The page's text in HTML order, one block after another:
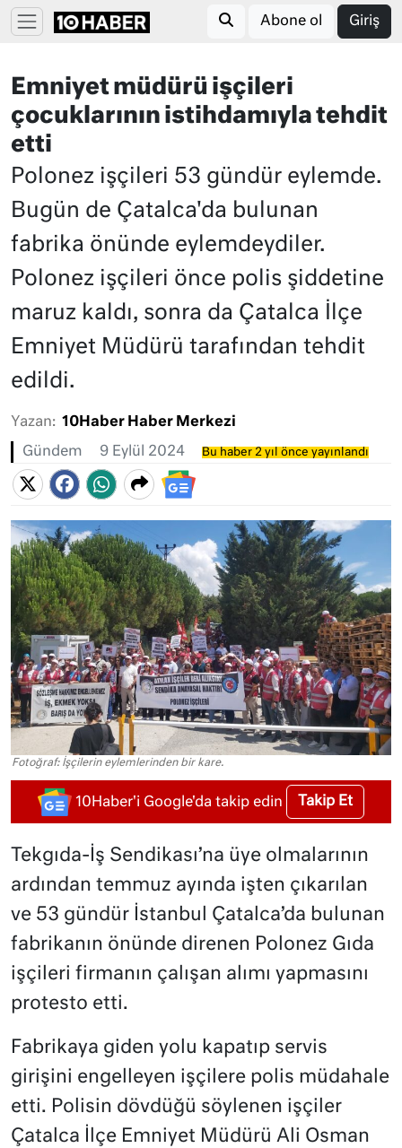
Abone ol Giriş
Emniyet müdürü işçileri
çocuklarının istihdamıyla tehdit
etti
Polonez işçileri 53 gündür eylemde.
Bugün de Çatalca'da bulunan
fabrika önünde eylemdeydiler.
Polonez işçileri önce polis şiddetine
maruz kaldı, sonra da Çatalca İlçe
Emniyet Müdürü tarafından tehdit
edildi.
Yazan: 10Haber Haber Merkezi
Gündem 9 Eylül 2024 Bu haber 2 yıl önce yayınlandı
Fotoğraf: İşçilerin eylemlerinden bir kare.
10Haber'i Google'da takip edin Takip Et
Tekgıda-İş Sendikası’na üye olmalarının
ardından temmuz ayında işten çıkarılan
ve 53 gündür İstanbul Çatalca’da bulunan
fabrikanın önünde direnen Polonez Gıda
işçileri firmanın çalışan alımı yapmasını
protesto etti.
Fabrikaya giden yolu kapatıp servis
girişini engelleyen işçilere polis müdahale
etti. Polisin dövdüğü söylenen işçiler
Çatalca İlçe Emniyet Müdürü Ali Osman